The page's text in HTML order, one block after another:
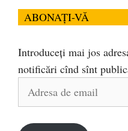
ABONAȚI-VĂ
Introduceți mai jos
notificări cînd sînt
Adresa